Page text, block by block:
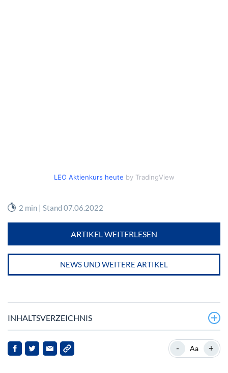
LEO Aktienkurs heute by TradingView
2 min | Stand 07.06.2022
ARTIKEL WEITERLESEN
NEWS UND WEITERE ARTIKEL
INHALTSVERZEICHNIS
Leoni AG: Angebotsbereiche und Entwicklungskonzepte
- Aa +